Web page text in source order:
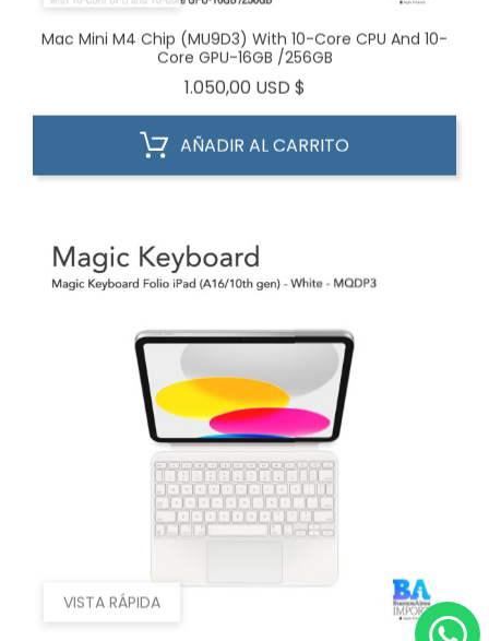
Mac Mini M4 Chip (MU9D3) With 10-Core CPU And 10-
Core GPU-16GB /256GB
1.050,00 USD $
AÑADIR AL CARRITO
VISTA RÁPIDA